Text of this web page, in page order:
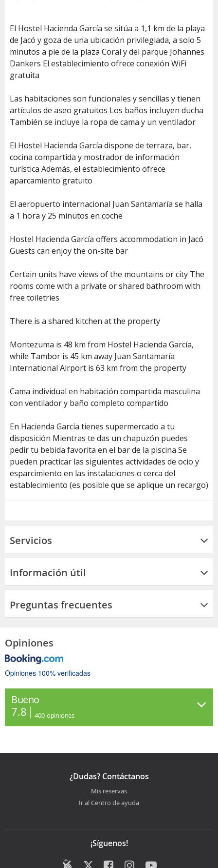
El Hostel Hacienda García se sitúa a 1,1 km de la playa
de Jacó y goza de una ubicación privilegiada, a solo 5
minutos a pie de la plaza Coral y del parque Johannes
Dankers El establecimiento ofrece conexión WiFi
gratuita
Las habitaciones son funcionales y sencillas y tienen
artículos de aseo gratuitos Los baños incluyen ducha
También se incluye la ropa de cama y un ventilador
El Hostel Hacienda García dispone de terraza, bar,
cocina compartida y mostrador de información
turística Además, el establecimiento ofrece
aparcamiento gratuito
El aeropuerto internacional Juan Santamaría se halla
a 1 hora y 25 minutos en coche
Hostel Hacienda García offers accommodation in Jacó
Guests can enjoy the on-site bar
Certain units have views of the mountains or city The
rooms come with a private or shared bathroom with
free toiletries
There is a shared kitchen at the property
Montezuma is 48 km from Hostel Hacienda García,
while Tambor is 45 km away Juan Santamaría
International Airport is 63 km from the property
Cama individual en habitación compartida masculina
con ventilador y baño completo compartido
En Hacienda García tienes supermercado a tu
disposición Mientras te das un chapuzón puedes
pedir tu bebida favorita en el bar de la piscina Se
pueden practicar las siguientes actividades de ocio y
esparcimiento en las instalaciones o cerca del
establecimiento (es posible que se aplique un recargo)
Servicios
Información útil
Preguntas frecuentes
Opiniones
Opiniones 100% verificadas
Bueno
7.8 400 opiniones
¿Dudas? Contáctanos
Mis reservas
Ir al Centro de ayuda
¡Síguenos!